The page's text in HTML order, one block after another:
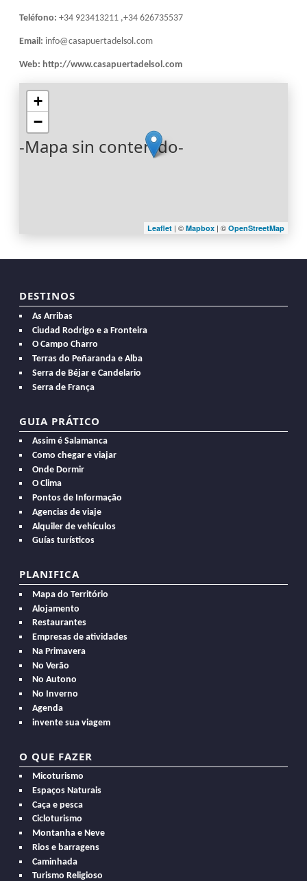
Teléfono:+34 923413211 ,+34 626735537
Email: info@casapuertadelsol.com
Web: http://www.casapuertadelsol.com
-Mapa sin contenido-
+
−
Leaflet| © Mapbox | © OpenStreetMap
DESTINOS
As Arribas
Ciudad Rodrigo e a Fronteira
O Campo Charro
Terras do Peñaranda e Alba
Serra de Béjar e Candelario
Serra de França
GUIA PRÁTICO
Assim é Salamanca
Como chegar e viajar
Onde Dormir
O Clima
Pontos de Informação
Agencias de viaje
Alquiler de vehículos
Guías turísticos
PLANIFICA
Mapa do Território
Alojamento
Restaurantes
Empresas de atividades
Na Primavera
No Verão
No Autono
No Inverno
Agenda
invente sua viagem
O QUE FAZER
Micoturismo
Espaços Naturais
Caça e pesca
Cicloturismo
Montanha e Neve
Rios e barragens
Caminhada
Turismo Religioso